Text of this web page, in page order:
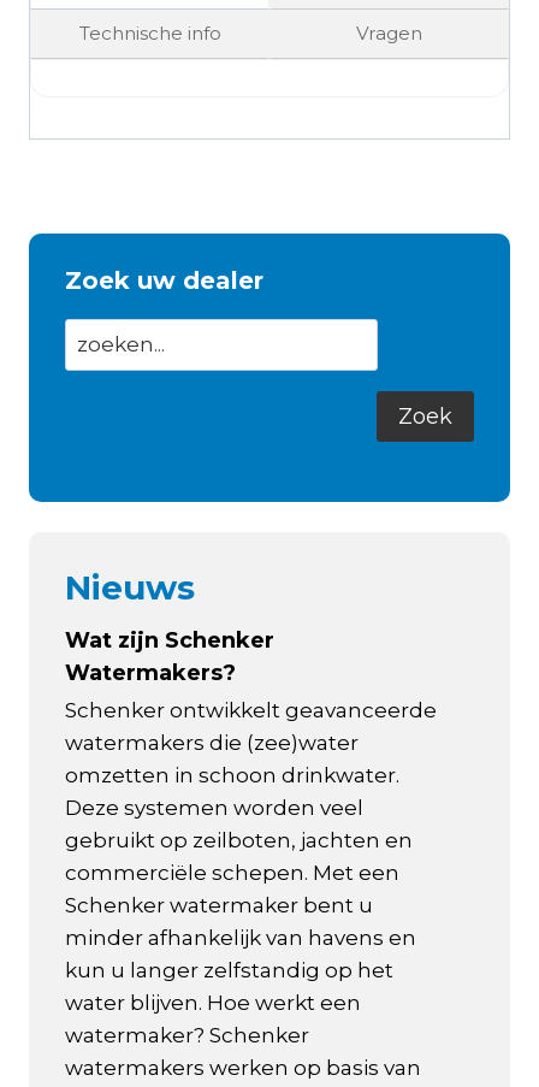
Technische info Vragen
Zoek uw dealer
Nieuws
Wat zijn Schenker
Watermakers?
Schenker ontwikkelt geavanceerde
watermakers die (zee)water
omzetten in schoon drinkwater.
Deze systemen worden veel
gebruikt op zeilboten, jachten en
commerciële schepen. Met een
Schenker watermaker bent u
minder afhankelijk van havens en
kun u langer zelfstandig op het
water blijven. Hoe werkt een
watermaker? Schenker
watermakers werken op basis van